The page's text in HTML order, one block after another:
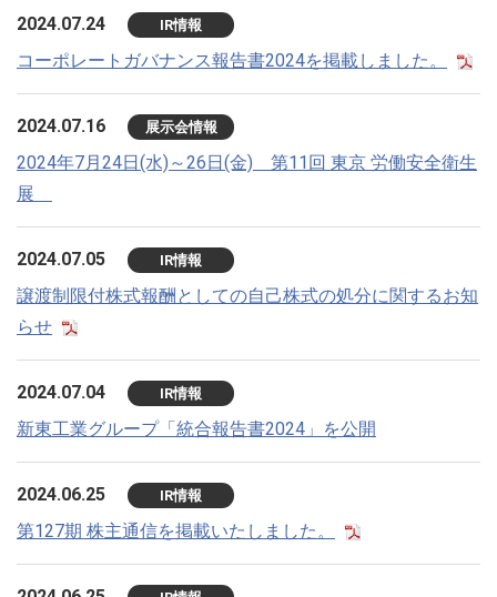
2024.07.24 IR情報
コーポレートガバナンス報告書2024を掲載しました。
2024.07.16 展示会情報
2024年7月24日(水)～26日(金) 第11回 東京 労働安全衛生
展
2024.07.05 IR情報
譲渡制限付株式報酬としての自己株式の処分に関するお知
らせ
2024.07.04 IR情報
新東工業グループ「統合報告書2024」を公開
2024.06.25 IR情報
第127期 株主通信を掲載いたしました。